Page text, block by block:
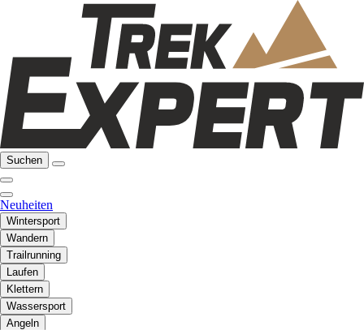
Suchen
Neuheiten
Wintersport
Wandern
Trailrunning
Laufen
Klettern
Wassersport
Angeln